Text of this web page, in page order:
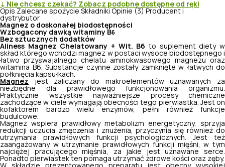
↓ Nie chcesz czekać? Zobacz podobne dostępne od ręki
Opis Zalecane spożycie Składniki Opinie (3) Producent i
dystrybutor
Magnez o doskonałej biodostępności
Wzbogacony dawką witaminy B6
Bez sztucznych dodatków
Aliness Magnez Chelatowany + Wit. B6 to suplement diety w
skład którego wchodzi magnez w postaci wysoce biodostępnego i
łatwo przyswajalnego chelatu aminokwasowego magnezu oraz
witamina B6. Substancje czynne zostały zamknięte w łatwych do
połknięcia kapsułkach.
Magnez jest zaliczany do makroelementów uznawanych za
niezbędne dla prawidłowego funkcjonowania organizmu.
Praktycznie wszystkie najważniejsze procesy chemiczne
zachodzące w ciele wymagają obecności tego pierwiastka. Jest on
kofaktorem bardzo wielu enzymów, pełni również funkcje
budulcowe.
Magnez wspiera prawidłowy metabolizm energetyczny, sprzyja
redukcji uczucia zmęczenia i znużenia, przyczynia się również do
utrzymania prawidłowych funkcji psychologicznych. Jest też
zaangażowany w utrzymanie prawidłowych funkcji mięśni, w tym
najciężej pracującego mięśnia, za jakie jest uznawane serce.
Ponadto pierwiastek ten pomaga utrzymać zdrowe kości oraz zęby.
W składzie prezentowanego preparatu jest obecny wysokiej